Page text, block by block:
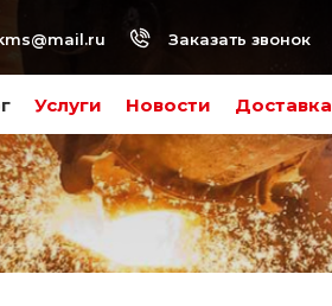
Услуги Новости Доставка
Заказать звонок